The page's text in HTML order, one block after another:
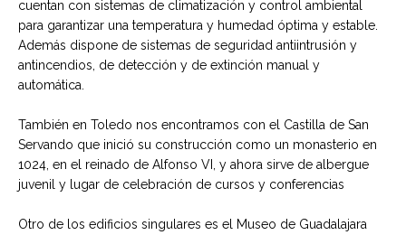
cuentan con sistemas de climatización y control ambiental
para garantizar una temperatura y humedad óptima y estable.
Además dispone de sistemas de seguridad antiintrusión y
antincendios, de detección y de extinción manual y
automática.
También en Toledo nos encontramos con el Castilla de San
Servando que inició su construcción como un monasterio en
1024, en el reinado de Alfonso VI, y ahora sirve de albergue
juvenil y lugar de celebración de cursos y conferencias
Otro de los edificios singulares es el Museo de Guadalajara